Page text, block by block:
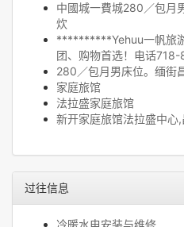
中國城一費城280／包月
炊
**********Yehuu一帆旅
团、购物首选！电话718-
280／包月男床位。缅街
家庭旅馆
法拉盛家庭旅馆
新开家庭旅馆法拉盛中心
过往信息
冷暖水电安装与维修